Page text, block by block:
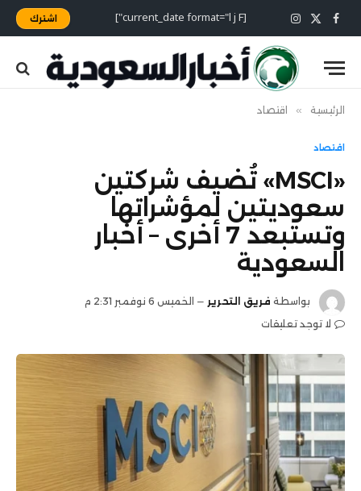
فيسبوك
X
(Twitter)
الانستغرام [current_date format="l j F"] اشترك
الرئيسية » اقتصاد
اقتصاد
«MSCI» تُضيف شركتين
سعوديتين لمؤشراتها
وتستبعد 7 أخرى – أخبار
السعودية
بواسطة فريق التحرير
الخميس 6 نوفمبر 2:31 م
لا توجد تعليقات